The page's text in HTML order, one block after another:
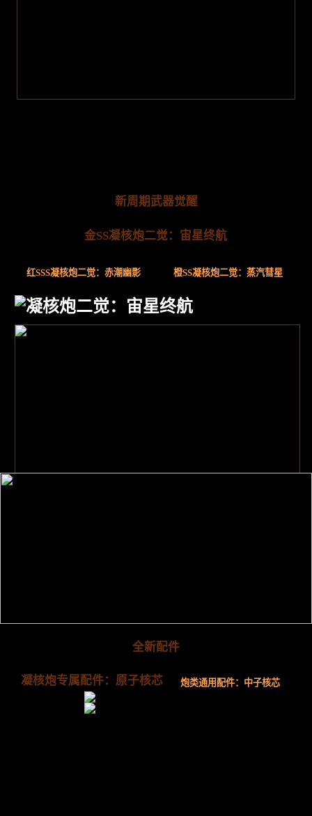
新周期武器觉醒
金SS凝核炮二觉：宙星终航
红SSS凝核炮二觉：赤潮幽影 橙SS凝核炮二觉：蒸汽彗星
凝核炮二觉：宙星终航
全新配件
凝核炮专属配件：原子核芯 炮类通用配件：中子核芯